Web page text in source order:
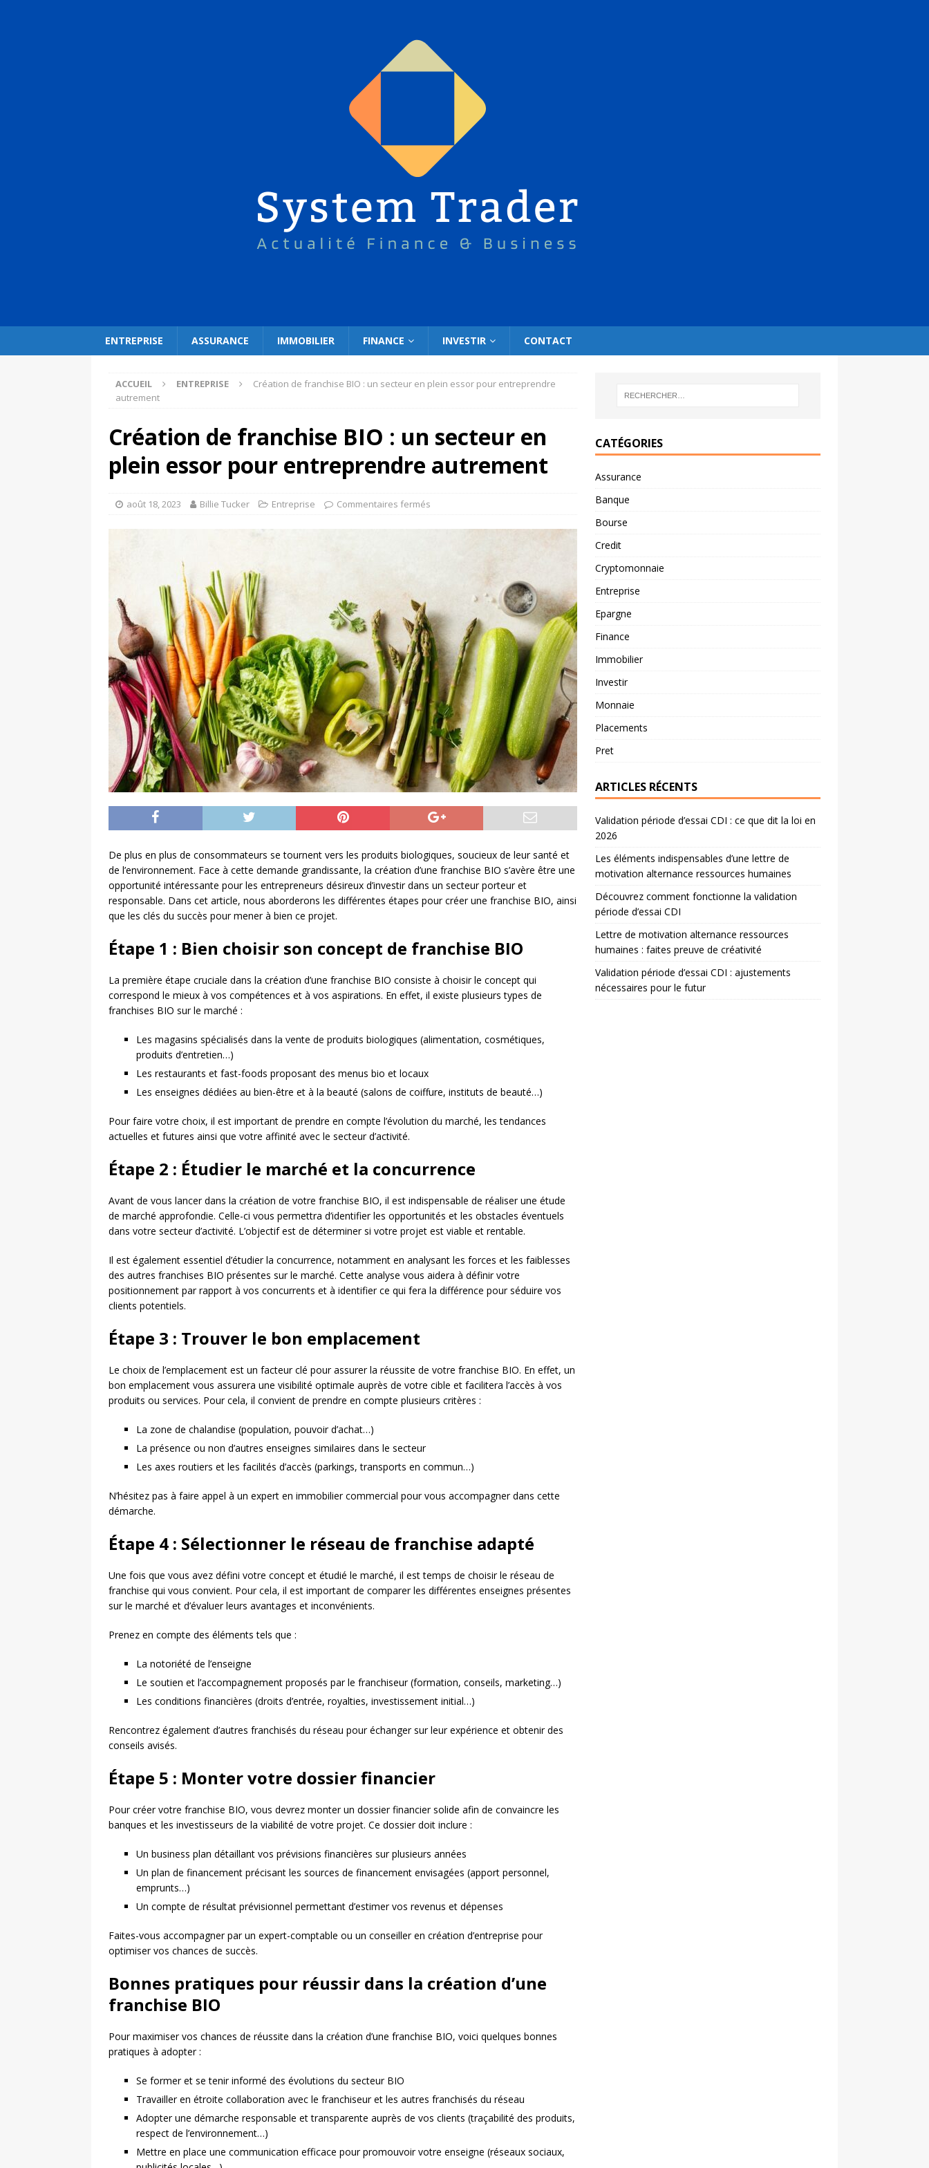
ENTREPRISE ASSURANCE IMMOBILIER FINANCE INVESTIR CONTACT
ACCUEIL ENTREPRISE
Création de franchise BIO : un secteur en plein essor pour entreprendre
autrement
Création de franchise BIO : un secteur en
plein essor pour entreprendre autrement
août 18, 2023 Billie Tucker Entreprise Commentaires fermés
De plus en plus de consommateurs se tournent vers les produits biologiques, soucieux de leur santé et
de l’environnement. Face à cette demande grandissante, la création d’une franchise BIO s’avère être une
opportunité intéressante pour les entrepreneurs désireux d’investir dans un secteur porteur et
responsable. Dans cet article, nous aborderons les différentes étapes pour créer une franchise BIO, ainsi
que les clés du succès pour mener à bien ce projet.
Étape 1 : Bien choisir son concept de franchise BIO
La première étape cruciale dans la création d’une franchise BIO consiste à choisir le concept qui
correspond le mieux à vos compétences et à vos aspirations. En effet, il existe plusieurs types de
franchises BIO sur le marché :
Les magasins spécialisés dans la vente de produits biologiques (alimentation, cosmétiques,
produits d’entretien…)
Les restaurants et fast-foods proposant des menus bio et locaux
Les enseignes dédiées au bien-être et à la beauté (salons de coiffure, instituts de beauté…)
Pour faire votre choix, il est important de prendre en compte l’évolution du marché, les tendances
actuelles et futures ainsi que votre affinité avec le secteur d’activité.
Étape 2 : Étudier le marché et la concurrence
Avant de vous lancer dans la création de votre franchise BIO, il est indispensable de réaliser une étude
de marché approfondie. Celle-ci vous permettra d’identifier les opportunités et les obstacles éventuels
dans votre secteur d’activité. L’objectif est de déterminer si votre projet est viable et rentable.
Il est également essentiel d’étudier la concurrence, notamment en analysant les forces et les faiblesses
des autres franchises BIO présentes sur le marché. Cette analyse vous aidera à définir votre
positionnement par rapport à vos concurrents et à identifier ce qui fera la différence pour séduire vos
clients potentiels.
Étape 3 : Trouver le bon emplacement
Le choix de l’emplacement est un facteur clé pour assurer la réussite de votre franchise BIO. En effet, un
bon emplacement vous assurera une visibilité optimale auprès de votre cible et facilitera l’accès à vos
produits ou services. Pour cela, il convient de prendre en compte plusieurs critères :
La zone de chalandise (population, pouvoir d’achat…)
La présence ou non d’autres enseignes similaires dans le secteur
Les axes routiers et les facilités d’accès (parkings, transports en commun…)
N’hésitez pas à faire appel à un expert en immobilier commercial pour vous accompagner dans cette
démarche.
Étape 4 : Sélectionner le réseau de franchise adapté
Une fois que vous avez défini votre concept et étudié le marché, il est temps de choisir le réseau de
franchise qui vous convient. Pour cela, il est important de comparer les différentes enseignes présentes
sur le marché et d’évaluer leurs avantages et inconvénients.
Prenez en compte des éléments tels que :
La notoriété de l’enseigne
Le soutien et l’accompagnement proposés par le franchiseur (formation, conseils, marketing…)
Les conditions financières (droits d’entrée, royalties, investissement initial…)
Rencontrez également d’autres franchisés du réseau pour échanger sur leur expérience et obtenir des
conseils avisés.
Étape 5 : Monter votre dossier financier
Pour créer votre franchise BIO, vous devrez monter un dossier financier solide afin de convaincre les
banques et les investisseurs de la viabilité de votre projet. Ce dossier doit inclure :
Un business plan détaillant vos prévisions financières sur plusieurs années
Un plan de financement précisant les sources de financement envisagées (apport personnel,
emprunts…)
Un compte de résultat prévisionnel permettant d’estimer vos revenus et dépenses
Faites-vous accompagner par un expert-comptable ou un conseiller en création d’entreprise pour
optimiser vos chances de succès.
Bonnes pratiques pour réussir dans la création d’une
franchise BIO
Pour maximiser vos chances de réussite dans la création d’une franchise BIO, voici quelques bonnes
pratiques à adopter :
Se former et se tenir informé des évolutions du secteur BIO
Travailler en étroite collaboration avec le franchiseur et les autres franchisés du réseau
Adopter une démarche responsable et transparente auprès de vos clients (traçabilité des produits,
respect de l’environnement…)
Mettre en place une communication efficace pour promouvoir votre enseigne (réseaux sociaux,
CATÉGORIES
Assurance
Banque
Bourse
Credit
Cryptomonnaie
Entreprise
Epargne
Finance
Immobilier
Investir
Monnaie
Placements
Pret
ARTICLES RÉCENTS
Validation période d’essai CDI : ce que dit la loi en
2026
Les éléments indispensables d’une lettre de
motivation alternance ressources humaines
Découvrez comment fonctionne la validation
période d’essai CDI
Lettre de motivation alternance ressources
humaines : faites preuve de créativité
Validation période d’essai CDI : ajustements
nécessaires pour le futur